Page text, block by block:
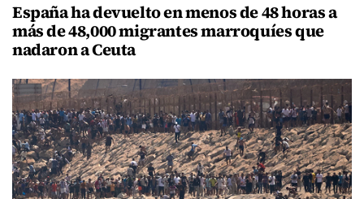
España ha devuelto en menos de 48 horas a
más de 48,000 migrantes marroquíes que
nadaron a Ceuta